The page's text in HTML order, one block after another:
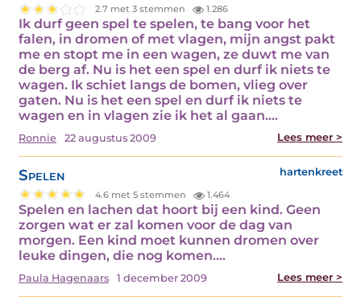
2.7 met 3 stemmen 1.286
Ik durf geen spel te spelen, te bang voor het
falen, in dromen of met vlagen, mijn angst pakt
me en stopt me in een wagen, ze duwt me van
de berg af. Nu is het een spel en durf ik niets te
wagen. Ik schiet langs de bomen, vlieg over
gaten. Nu is het een spel en durf ik niets te
wagen en in vlagen zie ik het al gaan.…
Ronnie 22 augustus 2009 Lees meer >
Spelen hartenkreet
4.6 met 5 stemmen 1.464
Spelen en lachen dat hoort bij een kind. Geen
zorgen wat er zal komen voor de dag van
morgen. Een kind moet kunnen dromen over
leuke dingen, die nog komen.…
Paula Hagenaars 1 december 2009 Lees meer >